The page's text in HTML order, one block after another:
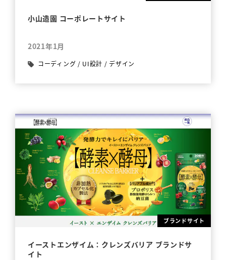
小山造園 コーポレートサイト
2021年1月
コーディング / UI設計 / デザイン
ブランドサイト
イーストエンザイム：クレンズバリア ブランドサ
イト